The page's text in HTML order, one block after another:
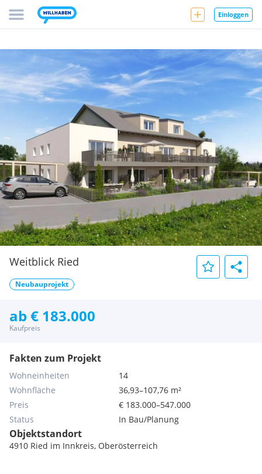
Einloggen
Weitblick Ried
Neubauprojekt
Fakten zum Projekt
Wohneinheiten
14
Wohnfläche
36,93–107,76 m²
Preis
€ 183.000–547.000
Status
In Bau/Planung
Objektstandort
4910 Ried im Innkreis, Oberösterreich
ab € 183.000
Kaufpreis